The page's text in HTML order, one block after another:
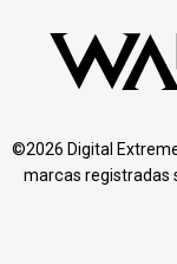
©2026 Digital
marcas registradas